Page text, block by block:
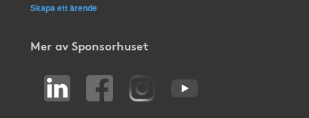
Skapa ett ärende
Mer av Sponsorhuset